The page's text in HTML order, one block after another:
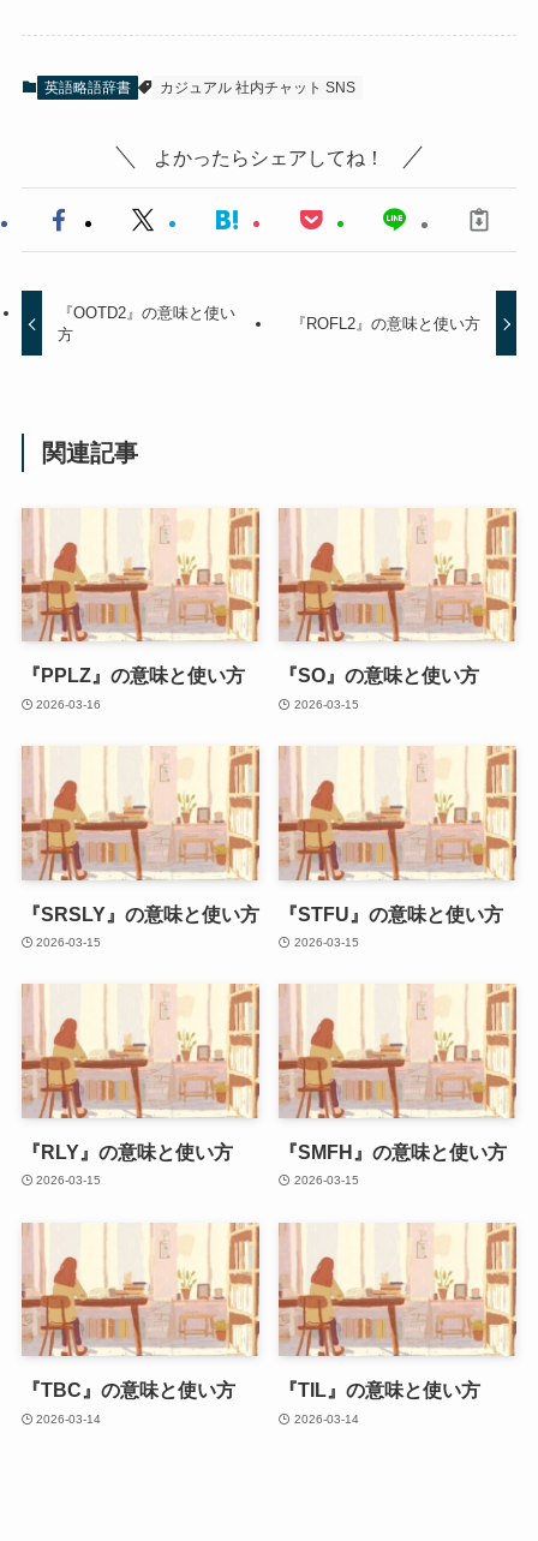
英語略語辞書 カジュアル 社内チャット SNS
よかったらシェアしてね！
『OOTD2』の意味と使い
方
『ROFL2』の意味と使い方
関連記事
『PPLZ』の意味と使い方
2026-03-16
『SO』の意味と使い方
2026-03-15
『SRSLY』の意味と使い方
2026-03-15
『STFU』の意味と使い方
2026-03-15
『RLY』の意味と使い方
2026-03-15
『SMFH』の意味と使い方
2026-03-15
『TBC』の意味と使い方
2026-03-14
『TIL』の意味と使い方
2026-03-14